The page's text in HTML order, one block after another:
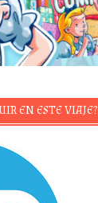
EN ESTE VIAJE?